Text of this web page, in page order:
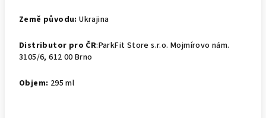
Země původu: Ukrajina
Distributor pro ČR:ParkFit Store s.r.o. Mojmírovo nám.
3105/6, 612 00 Brno
Objem: 295 ml